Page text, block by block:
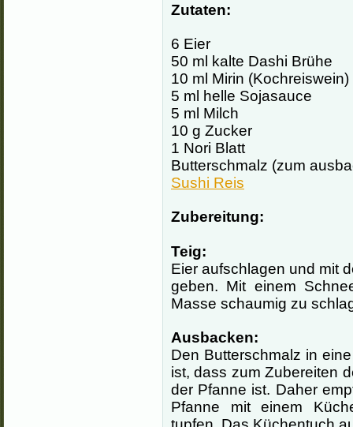
Zutaten:
6 Eier
50 ml kalte Dashi Brühe
10 ml Mirin (Kochreiswein)
5 ml helle Sojasauce
5 ml Milch
10 g Zucker
1 Nori Blatt
Butterschmalz (zum
Sushi Reis
Zubereitung:
Teig:
Eier aufschlagen und mit
geben. Mit einem
Masse schaumig zu
Ausbacken:
Den Butterschmalz in
ist, dass zum Zubereiten
der Pfanne ist. Daher
Pfanne mit einem